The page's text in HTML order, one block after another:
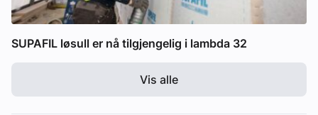
SUPAFIL løsull er nå tilgjengelig i lambda 32
Vis alle